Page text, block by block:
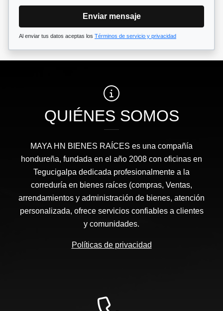
Enviar mensaje
Al enviar tus datos aceptas los Términos de servicio y privacidad
QUIÉNES SOMOS
MAYA HN BIENES RAÍCES​ es una compañía
hondureña, fundada en el año 2008 con oficinas en
Tegucigalpa dedicada profesionalmente a la
correduría en bienes raíces (compras, Ventas,
arrendamientos y administración de bienes, atención
personalizada, ofrece servicios confiables a clientes
y comunidades.
Políticas de privacidad